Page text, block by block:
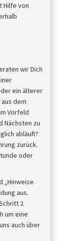
Hilfe von
wir Dich
ein älterer
dem
Vorfeld
Nächsten zu
abläuft?
zurück.
oder
„Hinweise
aus.
2
um eine
auch über